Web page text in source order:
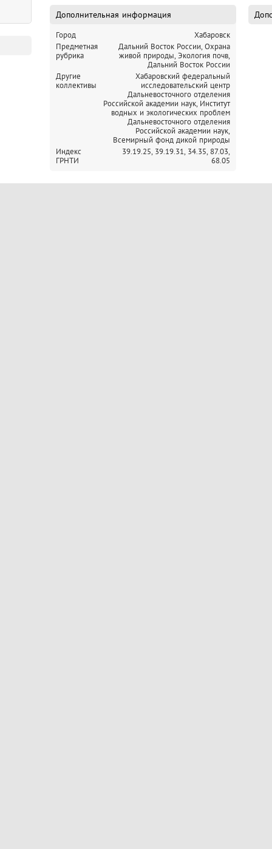
Дополнительная информация
Город
Хабаровск
Предметная
рубрика
Дальний Восток России, Охрана
живой природы, Экология почв,
Дальний Восток России
Другие
коллективы
Хабаровский федеральный
исследовательский центр
Дальневосточного отделения
Российской академии наук, Институт
водных и экологических проблем
Дальневосточного отделения
Российской академии наук,
Всемирный фонд дикой природы
Индекс
ГРНТИ
39.19.25, 39.19.31, 34.35, 87.03,
68.05